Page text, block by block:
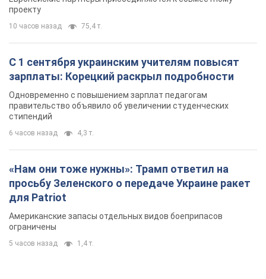
проекту
10 часов назад 75,4 т.
С 1 сентября украинским учителям повысят
зарплаты: Корецкий раскрыл подробности
Одновременно с повышением зарплат педагогам
правительство объявило об увеличении студенческих
стипендий
6 часов назад 4,3 т.
«Нам они тоже нужны»: Трамп ответил на
просьбу Зеленского о передаче Украине ракет
для Patriot
Американские запасы отдельных видов боеприпасов
ограничены
5 часов назад 1,4 т.